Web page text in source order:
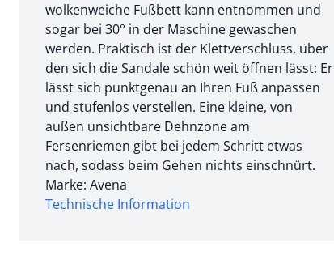
wolkenweiche Fußbett kann entnommen und
sogar bei 30° in der Maschine gewaschen
werden. Praktisch ist der Klettverschluss, über
den sich die Sandale schön weit öffnen lässt: Er
lässt sich punktgenau an Ihren Fuß anpassen
und stufenlos verstellen. Eine kleine, von
außen unsichtbare Dehnzone am
Fersenriemen gibt bei jedem Schritt etwas
nach, sodass beim Gehen nichts einschnürt.
Marke: Avena
Technische Information